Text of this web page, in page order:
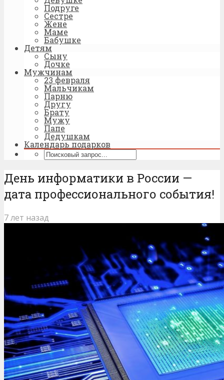
Подруге
Сестре
Жене
Маме
Бабушке
Детям
Сыну
Дочке
Мужчинам
23 февраля
Мальчикам
Парню
Другу
Брату
Мужу
Папе
Дедушкам
Календарь подарков
День информатики в России —
дата профессионального события!
7 лет назад